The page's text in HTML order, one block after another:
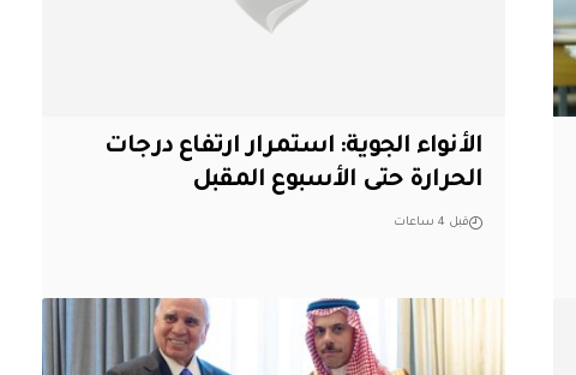
الأنواء الجوية: استمرار ارتفاع درجات
الحرارة حتى الأسبوع المقبل
قبل 4 ساعات